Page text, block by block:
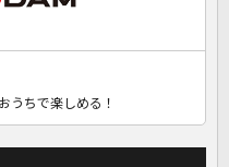
うちで楽しめる！